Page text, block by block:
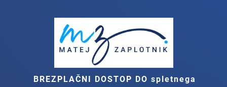
BREZPLAČNI DOSTOP DO spletnega